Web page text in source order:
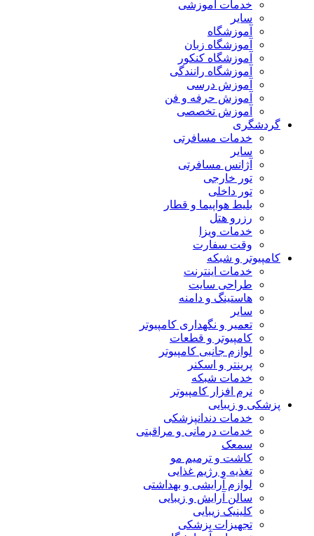
خدمات آموزشی
سایر
آموزشگاه
آموزشگاه زبان
آموزشگاه کنکور
آموزشگاه رانندگی
آموزش درسی
آموزش حرفه و فن
آموزش تخصصی
گردشگری
خدمات مسافرتی
سایر
آژانس مسافرتی
تور خارجی
تور داخلی
بلیط هواپیما و قطار
رزرو هتل
خدمات ویزا
وقت سفارت
کامپیوتر و شبکه
خدمات اینترنت
طراحی سایت
هاستینگ و دامنه
سایر
تعمیر و نگهداری کامپیوتر
کامپیوتر و قطعات
لوازم جانبی کامپیوتر
پرینتر و اسکنر
خدمات شبکه
نرم افزار کامپیوتر
پزشکی و زیبایی
خدمات دندانپزشکی
خدمات درمانی و مراقبتی
سمعک
کاشت و ترمیم مو
تغذیه و رژیم غذایی
لوازم آرایشی و بهداشتی
سالن آرایش و زیبایی
کلینیک زیبایی
تجهیزات پزشکی